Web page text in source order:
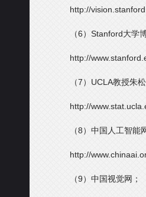
http://
（6）Stanford大学
http://
（7）UCLA教授朱松
http://
（8）中国人工智能
http://
（9）中国视觉网；